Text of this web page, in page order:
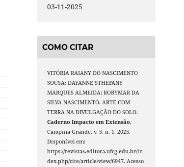
03-11-2025
COMO CITAR
VITÓRIA RAIANY DO NASCIMENTO
SOUSA; DAYANNE STHEFANY
MARQUES ALMEIDA; ROBYMAR DA
SILVA NASCIMENTO. ARTE COM
TERRA NA DIVULGAÇÃO DO SOLO.
Caderno Impacto em Extensão,
Campina Grande, v. 5, n. 1, 2025.
Disponível em:
https://revistas.editora.ufcg.edu.br/in
dex.php/cite/article/view/6947. Acesso